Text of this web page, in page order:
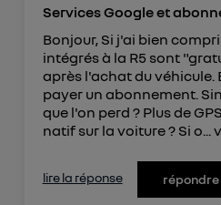
Services Google et
Bonjour, Si j'ai bien
intégrés à la R5 sont
après l'achat du véhicule.
payer un abonnement.
que l'on perd ? Plus de
natif sur la voiture ? Si o...
lire la réponse répondre